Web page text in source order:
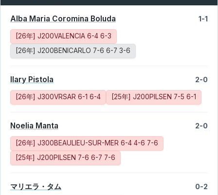
Alba Maria Coromina Boluda 1-1
[26年] J200VALENCIA 6-4 6-3
[26年] J200BENICARLO 7-6 6-7 3-6
Ilary Pistola 2-0
[26年] J300VRSAR 6-1 6-4 [25年] J200PILSEN 7-5 6-1
Noelia Manta 2-0
[26年] J300BEAULIEU-SUR-MER 6-4 4-6 7-6
[25年] J200PILSEN 7-6 6-7 7-6
マリエラ・タム 0-2